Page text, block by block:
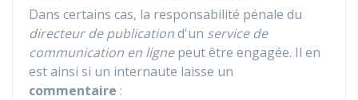
Dans certains cas, la responsabilité pénale du
directeur de publicationd'un service de
communication en lignepeut être engagée. Il en
est ainsi si un internaute laisse un
commentaire :